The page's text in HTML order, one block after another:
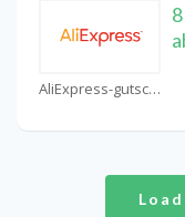
AliExpress-gutschein Coupons